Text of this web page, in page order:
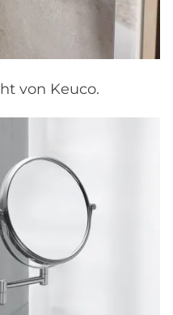
von Keuco.